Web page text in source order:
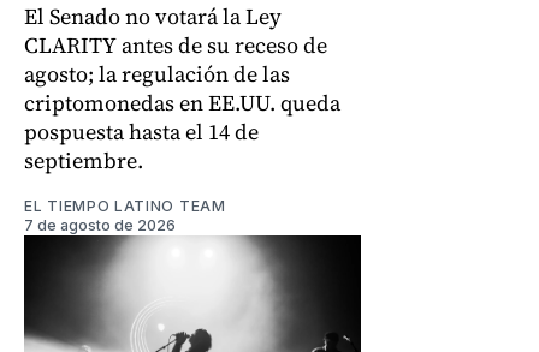
El Senado no votará la Ley
CLARITY antes de su receso de
agosto; la regulación de las
criptomonedas en EE.UU. queda
pospuesta hasta el 14 de
septiembre.
EL TIEMPO LATINO TEAM
7 de agosto de 2026